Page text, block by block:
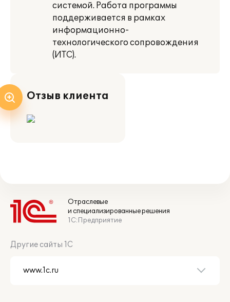
системой. Работа программы
поддерживается в рамках
информационно-
технологического сопровождения
(ИТС).
Отзыв клиента
Отраслевые
и специализированные решения
1С:Предприятие
Другие сайты 1С